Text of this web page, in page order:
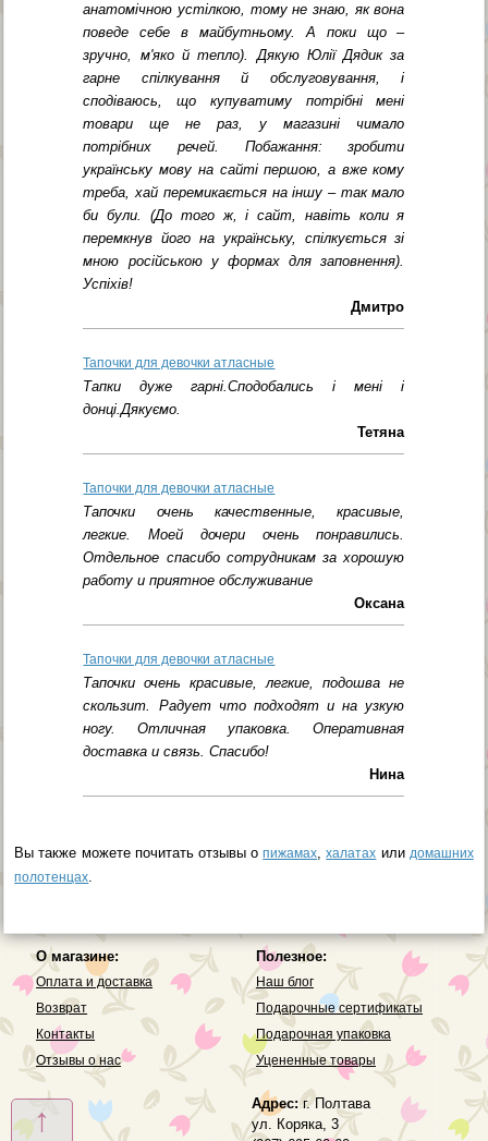
анатомічною устілкою, тому не знаю, як вона
поведе себе в майбутньому. А поки що –
зручно, м'яко й тепло). Дякую Юлії Дядик за
гарне спілкування й обслуговування, і
сподіваюсь, що купуватиму потрібні мені
товари ще не раз, у магазині чимало
потрібних речей. Побажання: зробити
українську мову на сайті першою, а вже кому
треба, хай перемикається на іншу – так мало
би були. (До того ж, і сайт, навіть коли я
перемкнув його на українську, спілкується зі
мною російською у формах для заповнення).
Успіхів!
Дмитро
Тапочки для девочки атласные
Тапки дуже гарні.Сподобались і мені і
донці.Дякуємо.
Тетяна
Тапочки для девочки атласные
Тапочки очень качественные, красивые,
легкие. Моей дочери очень понравились.
Отдельное спасибо сотрудникам за хорошую
работу и приятное обслуживание
Оксана
Тапочки для девочки атласные
Тапочки очень красивые, легкие, подошва не
скользит. Радует что подходят и на узкую
ногу. Отличная упаковка. Оперативная
доставка и связь. Спасибо!
Нина
Вы также можете почитать отзывы опижамах,халатах или домашних
полотенцах.
↑
О магазине:
Оплата и доставка
Возврат
Контакты
Отзывы о нас
Полезное:
Наш блог
Подарочные сертификаты
Подарочная упаковка
Уцененные товары
Адрес:г. Полтава
ул. Коряка, 3